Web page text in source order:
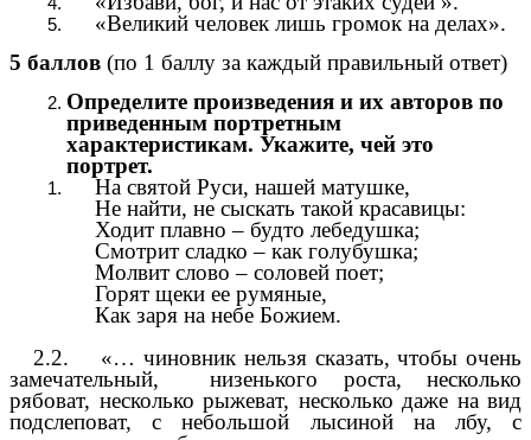
«Великий человек лишь громок на делах».
5 баллов (по 1 баллу за каждый правильный ответ)
Определите произведения и их авторов по
приведенным портретным
характеристикам. Укажите, чей это
портрет.
На святой Руси, нашей матушке,
Не найти, не сыскать такой красавицы:
Ходит плавно – будто лебедушка;
Смотрит сладко – как голубушка;
Молвит слово – соловей поет;
Горят щеки ее румяные,
Как заря на небе Божием.
2.2. «… чиновник нельзя сказать, чтобы очень
замечательный, низенького роста, несколько
рябоват, несколько рыжеват, несколько даже на вид
подслеповат, с небольшой лысиной на лбу, с